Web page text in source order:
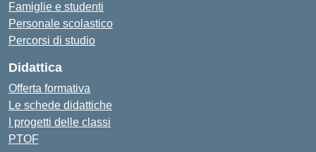
Famiglie e studenti
Personale scolastico
Percorsi di studio
Didattica
Offerta formativa
Le schede didattiche
I progetti delle classi
PTOF